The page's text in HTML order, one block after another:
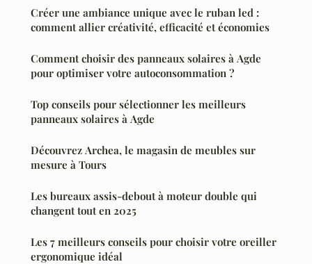
Créer une ambiance unique avec le ruban led :
comment allier créativité, efficacité et économies
Comment choisir des panneaux solaires à Agde
pour optimiser votre autoconsommation ?
Top conseils pour sélectionner les meilleurs
panneaux solaires à Agde
Découvrez Archea, le magasin de meubles sur
mesure à Tours
Les bureaux assis-debout à moteur double qui
changent tout en 2025
Les 7 meilleurs conseils pour choisir votre oreiller
ergonomique idéal